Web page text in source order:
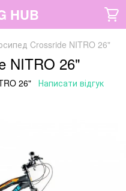
HUB
Crossride NITRO 26"
NITRO 26"
26" Написати відгук